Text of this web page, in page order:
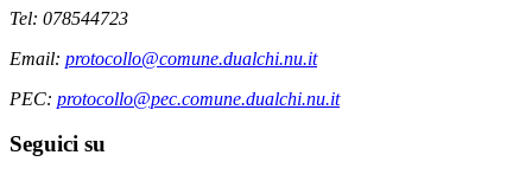
Tel: 078544723
Email: protocollo@comune.dualchi.nu.it
PEC: protocollo@pec.comune.dualchi.nu.it
Seguici su